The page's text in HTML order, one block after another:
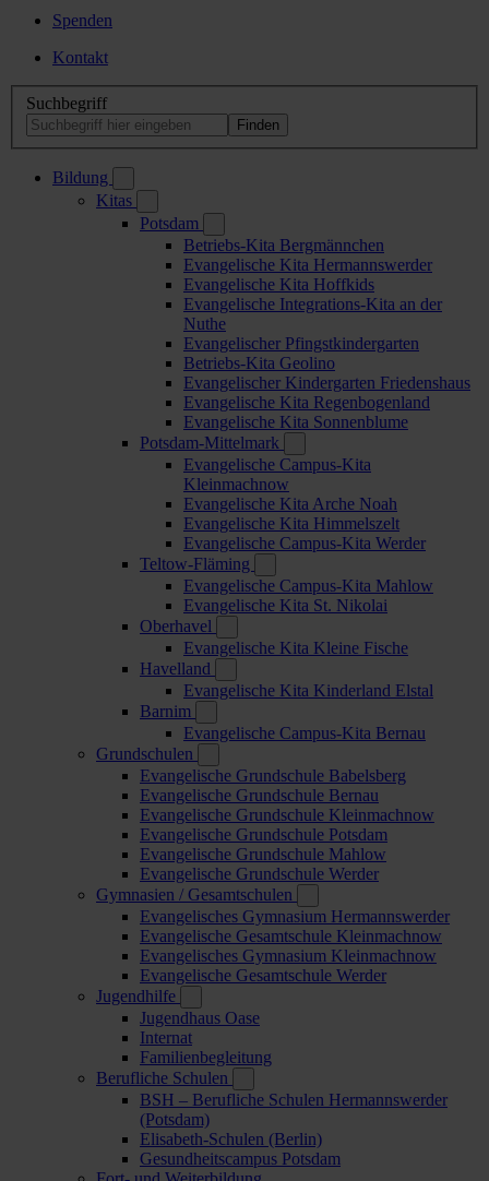
Spenden
Kontakt
Suchbegriff
Bildung
Kitas
Potsdam
Betriebs-Kita Bergmännchen
Evangelische Kita Hermannswerder
Evangelische Kita Hoffkids
Evangelische Integrations-Kita an der
Nuthe
Evangelischer Pfingstkindergarten
Betriebs-Kita Geolino
Evangelischer Kindergarten Friedenshaus
Evangelische Kita Regenbogenland
Evangelische Kita Sonnenblume
Potsdam-Mittelmark
Evangelische Campus-Kita
Kleinmachnow
Evangelische Kita Arche Noah
Evangelische Kita Himmelszelt
Evangelische Campus-Kita Werder
Teltow-Fläming
Evangelische Campus-Kita Mahlow
Evangelische Kita St. Nikolai
Oberhavel
Evangelische Kita Kleine Fische
Havelland
Evangelische Kita Kinderland Elstal
Barnim
Evangelische Campus-Kita Bernau
Grundschulen
Evangelische Grundschule Babelsberg
Evangelische Grundschule Bernau
Evangelische Grundschule Kleinmachnow
Evangelische Grundschule Potsdam
Evangelische Grundschule Mahlow
Evangelische Grundschule Werder
Gymnasien / Gesamtschulen
Evangelisches Gymnasium Hermannswerder
Evangelische Gesamtschule Kleinmachnow
Evangelisches Gymnasium Kleinmachnow
Evangelische Gesamtschule Werder
Jugendhilfe
Jugendhaus Oase
Internat
Familienbegleitung
Berufliche Schulen
BSH – Berufliche Schulen Hermannswerder
(Potsdam)
Elisabeth-Schulen (Berlin)
Gesundheitscampus Potsdam